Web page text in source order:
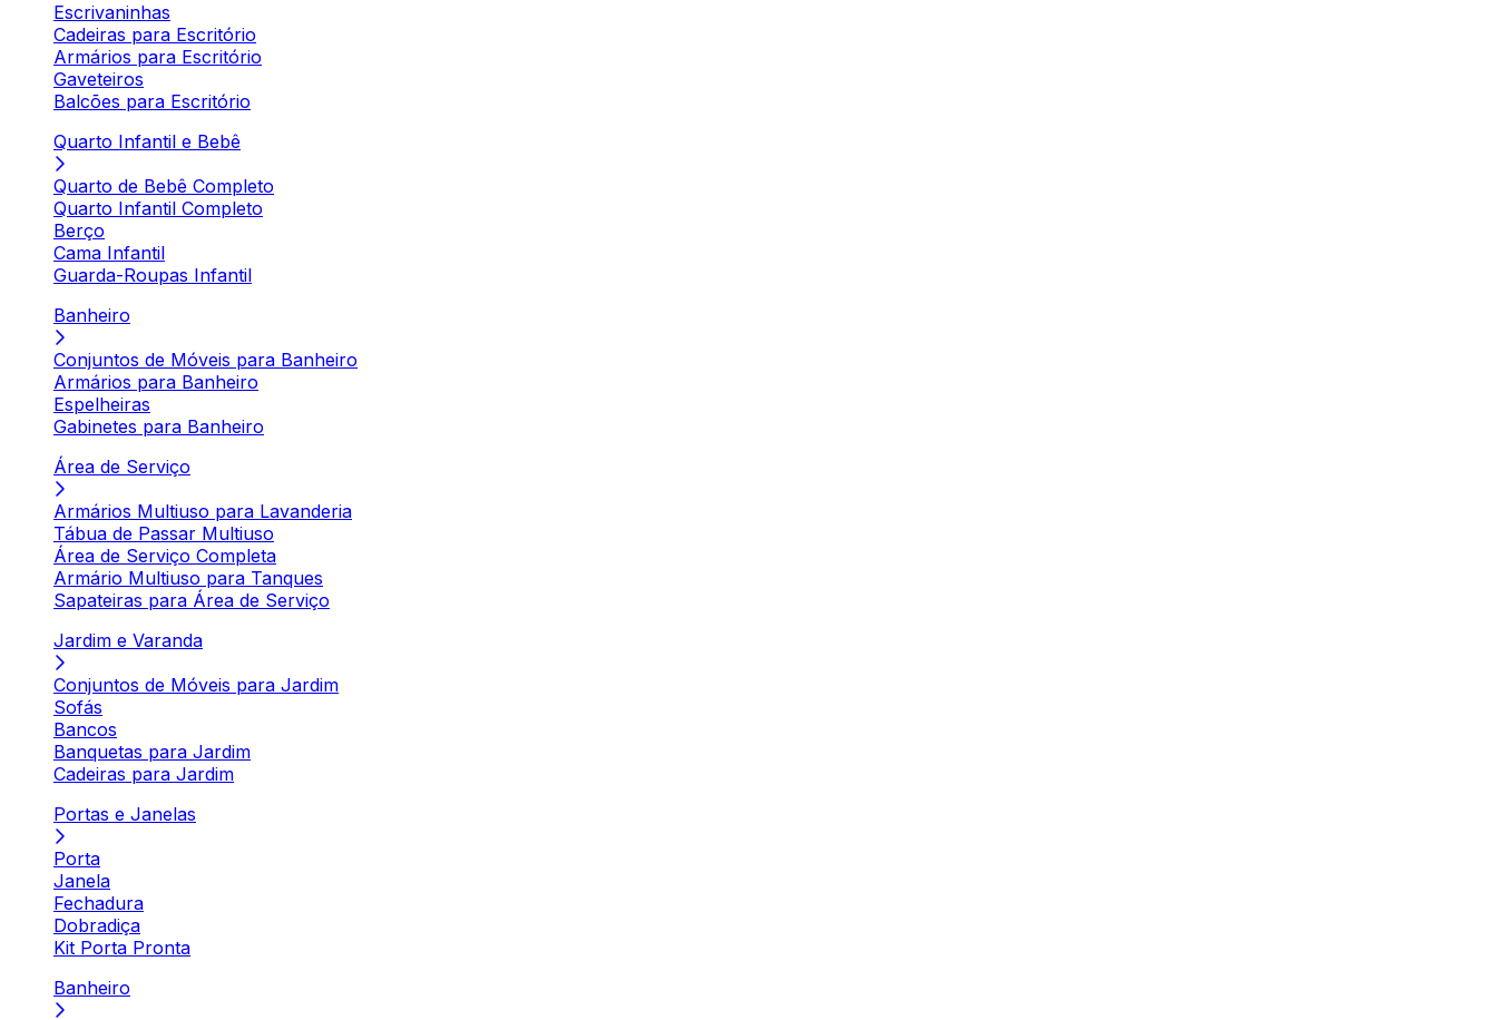
Escrivaninhas
Cadeiras para Escritório
Armários para Escritório
Gaveteiros
Balcões para Escritório
Quarto Infantil e Bebê
Quarto de Bebê Completo
Quarto Infantil Completo
Berço
Cama Infantil
Guarda-Roupas Infantil
Banheiro
Conjuntos de Móveis para Banheiro
Armários para Banheiro
Espelheiras
Gabinetes para Banheiro
Área de Serviço
Armários Multiuso para Lavanderia
Tábua de Passar Multiuso
Área de Serviço Completa
Armário Multiuso para Tanques
Sapateiras para Área de Serviço
Jardim e Varanda
Conjuntos de Móveis para Jardim
Sofás
Bancos
Banquetas para Jardim
Cadeiras para Jardim
Portas e Janelas
Porta
Janela
Fechadura
Dobradiça
Kit Porta Pronta
Banheiro